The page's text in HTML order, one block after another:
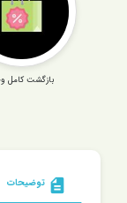
بازگشت کامل
description توضیحات